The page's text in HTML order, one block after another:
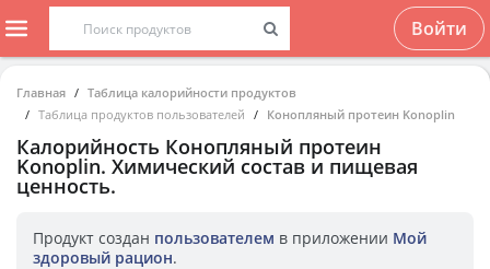
Войти
Главная
Таблица калорийности продуктов
Таблица продуктов пользователей
Конопляный протеин Konoplin
Калорийность Конопляный протеин
Konoplin. Химический состав и пищевая
ценность.
Продукт создан пользователем в приложении Мой
здоровый рацион.